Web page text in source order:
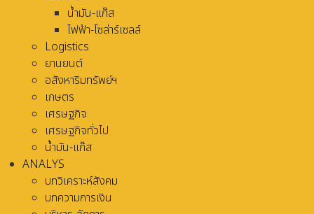
น้ำมัน-แก๊ส
ไฟฟ้า-โซล่าร์เซลล์
Logistics
ยานยนต์
อสังหาริมทรัพย์ฯ
เกษตร
เศรษฐกิจ
เศรษฐกิจทั่วไป
น้ำมัน-แก๊ส
ANALYS
บทวิเคราะห์สังคม
บทความการเงิน